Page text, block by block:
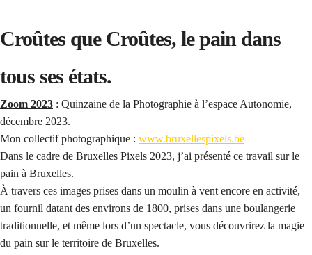
Croûtes que Croûtes, le pain dans
tous ses états.
Zoom 2023 : Quinzaine de la Photographie à l’espace Autonomie,
décembre 2023.
Mon collectif photographique : www.bruxellespixels.be
Dans le cadre de Bruxelles Pixels 2023, j’ai présenté ce travail sur le
pain à Bruxelles.
À travers ces images prises dans un moulin à vent encore en activité,
un fournil datant des environs de 1800, prises dans une boulangerie
traditionnelle, et même lors d’un spectacle, vous découvrirez la magie
du pain sur le territoire de Bruxelles.